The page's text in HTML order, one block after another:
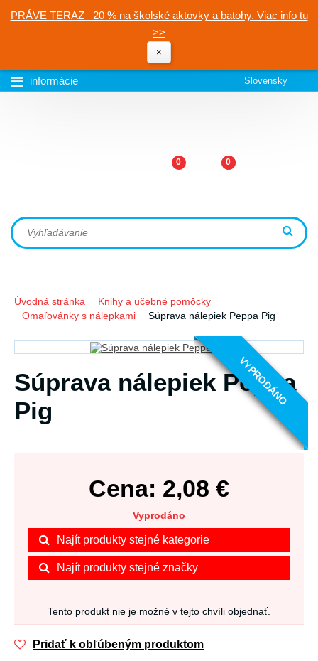
PRÁVE TERAZ –20 % na školské aktovky a batohy. Viac info tu
>>
×
informácie Slovensky
0 0
Úvodná stránka
Knihy a učebné pomôcky
Omaľovánky s nálepkami
Súprava nálepiek Peppa Pig
VYPRODÁNO
Súprava nálepiek Peppa
Pig
Cena: 2,08 €
Vyprodáno
Najít produkty stejné kategorie
Najít produkty stejné značky
Tento produkt nie je možné v tejto chvíli objednať.
Pridať k obľúbeným produktom